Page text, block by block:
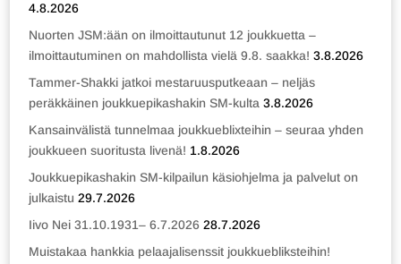
4.8.2026
Nuorten JSM:ään on ilmoittautunut 12 joukkuetta –
ilmoittautuminen on mahdollista vielä 9.8. saakka! 3.8.2026
Tammer-Shakki jatkoi mestaruusputkeaan – neljäs
peräkkäinen joukkuepikashakin SM-kulta 3.8.2026
Kansainvälistä tunnelmaa joukkueblixteihin – seuraa yhden
joukkueen suoritusta livenä! 1.8.2026
Joukkuepikashakin SM-kilpailun käsiohjelma ja palvelut on
julkaistu 29.7.2026
Iivo Nei 31.10.1931– 6.7.2026 28.7.2026
Muistakaa hankkia pelaajalisenssit joukkuebliksteihin!